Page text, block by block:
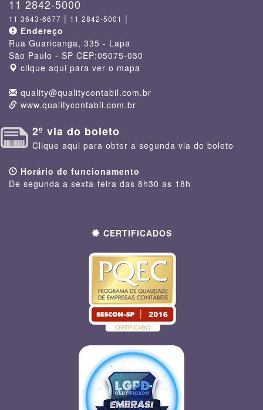
11 2842-5000
11 3643-6677 | 11 2842-5001 |
Endereço
Rua Guaricanga, 335 - Lapa
São Paulo - SP CEP:05075-030
clique aqui para ver o mapa
quality@qualitycontabil.com.br
www.qualitycontabil.com.br
2º via do boleto
Clique aqui para obter a segunda via do boleto
Horário de funcionamento
De segunda a sexta-feira das 8h30 as 18h
CERTIFICADOS